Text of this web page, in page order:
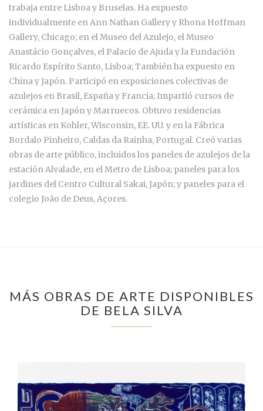
trabaja entre Lisboa y Bruselas. Ha expuesto
individualmente en Ann Nathan Gallery y Rhona Hoffman
Gallery, Chicago; en el Museo del Azulejo, el Museo
Anastácio Gonçalves, el Palacio de Ajuda y la Fundación
Ricardo Espírito Santo, Lisboa; También ha expuesto en
China y Japón. Participó en exposiciones colectivas de
azulejos en Brasil, España y Francia; Impartió cursos de
cerámica en Japón y Marruecos. Obtuvo residencias
artísticas en Kohler, Wisconsin, EE. UU. y en la Fábrica
Bordalo Pinheiro, Caldas da Rainha, Portugal. Creó varias
obras de arte público, incluidos los paneles de azulejos de la
estación Alvalade, en el Metro de Lisboa; paneles para los
jardines del Centro Cultural Sakai, Japón; y paneles para el
colegio João de Deus, Açores.
MÁS OBRAS DE ARTE DISPONIBLES
DE BELA SILVA